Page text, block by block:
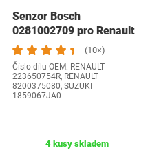
Senzor Bosch
0281002709 pro Renault
a další
(10×)
Číslo dílu OEM: ‎RENAULT
223650754R, RENAULT
8200375080, SUZUKI
1859067JA0
4 kusy skladem